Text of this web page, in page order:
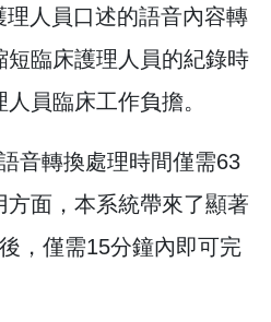
人員口述的語音內容轉
臨床護理人員的紀錄時
員臨床工作負擔。
音轉換處理時間僅需63
面，本系統帶來了顯著
，僅需15分鐘內即可完